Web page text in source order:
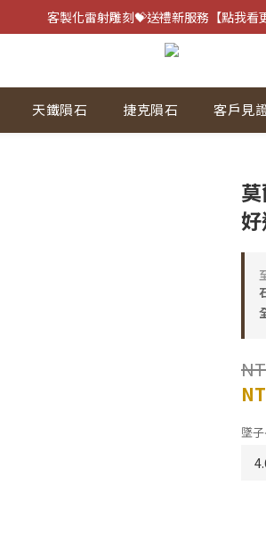
客製化雷射雕刻💝送禮新服務【點我看
客製化雷射雕刻💝送禮新服務【點我看
避邪防小人⚡指定黑曜石 任選兩件75
客製化雷射雕刻💝送禮新服務【點我看
天鐵隕石 捷克隕石 客戶見
墜